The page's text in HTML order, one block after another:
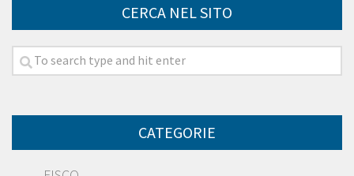
CERCA NEL SITO
CATEGORIE